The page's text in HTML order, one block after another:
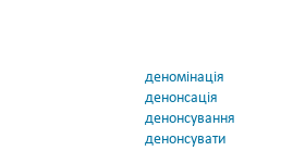
деномінація
денонсація
денонсування
денонсувати